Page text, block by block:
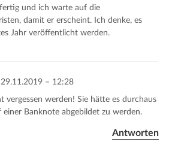
fertig und ich warte auf die
damit er erscheint. Ich denke, es
Jahr veröffentlicht werden.
29.11.2019 – 12:28
vergessen werden! Sie hätte es durchaus
einer Banknote abgebildet zu werden.
Antworten